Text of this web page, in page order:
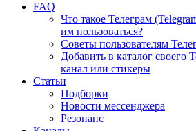
содержимому
FAQ
Что такое Телеграм
им пользоваться?
Советы пользователям
Добавить в каталог своего
канал или стикеры
Статьи
Подборки
Новости мессенджера
Резонанс